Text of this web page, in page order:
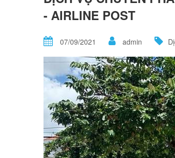
- AIRLINE POST
07/09/2021 admin